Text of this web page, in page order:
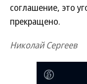
соглашение, это
прекращено.
Николай Сергеев